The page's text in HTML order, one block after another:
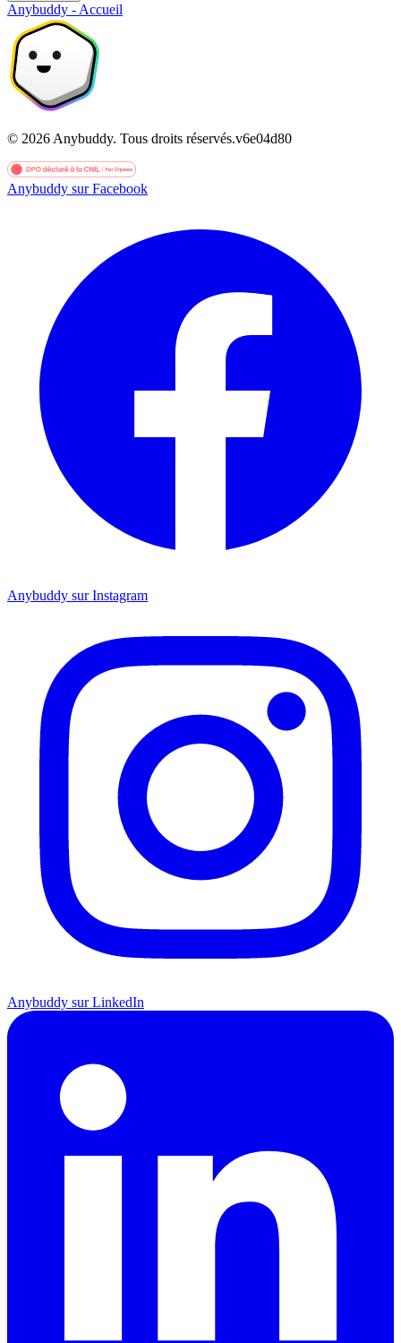
Anybuddy - Accueil
© 2026 Anybuddy. Tous droits réservés.v6e04d80
Anybuddy sur Facebook
Anybuddy sur Instagram
Anybuddy sur LinkedIn